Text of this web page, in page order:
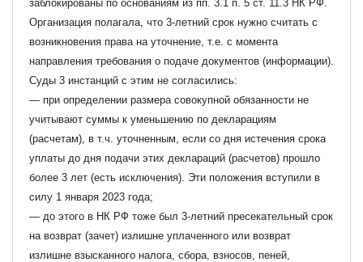
заблокированы по основаниям из пп. 3.1 п. 5 ст. 11.3 НК РФ.
Организация полагала, что 3-летний срок нужно считать с
возникновения права на уточнение, т.е. с момента
направления требования о подаче документов (информации).
Суды 3 инстанций с этим не согласились:
— при определении размера совокупной обязанности не
учитывают суммы к уменьшению по декларациям
(расчетам), в т.ч. уточненным, если со дня истечения срока
уплаты до дня подачи этих деклараций (расчетов) прошло
более 3 лет (есть исключения). Эти положения вступили в
силу 1 января 2023 года;
— до этого в НК РФ тоже был 3-летний пресекательный срок
на возврат (зачет) излишне уплаченного или возврат
излишне взысканного налога, сбора, взносов, пеней,